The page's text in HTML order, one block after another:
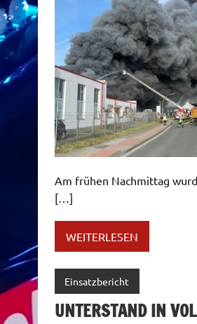
Am frühen Nachmittag
[…]
WEITERLESEN
Einsatzbericht
UNTERSTAND IN